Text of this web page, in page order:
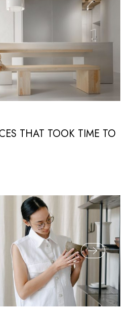
THAT TOOK TIME TO